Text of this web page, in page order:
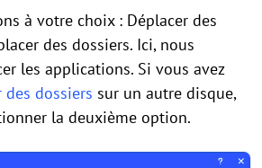
à votre choix : Déplacer des
des dossiers. Ici, nous
les applications. Si vous avez
des dossiers sur un autre disque,
la deuxième option.